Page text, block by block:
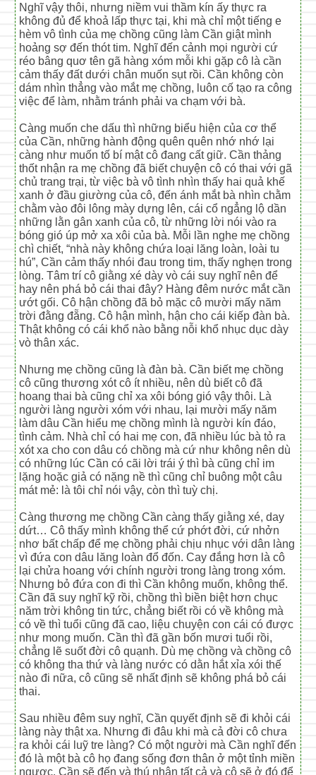
Nghĩ vậy thôi, nhưng niềm vui thầm kín ấy thực ra
không đủ để khoả lấp thực tại, khi mà chỉ một tiếng e
hèm vô tình của mẹ chồng cũng làm Cần giật mình
hoảng sợ đến thót tim. Nghĩ đến cảnh mọi người cứ
réo bâng quơ tên gã hàng xóm mỗi khi gặp cô là cần
cảm thấy đất dưới chân muốn sụt rồi. Cần không còn
dám nhìn thẳng vào mắt mẹ chồng, luôn cố tạo ra công
việc để làm, nhằm tránh phải va chạm với bà.
Càng muốn che dấu thì những biểu hiện của cơ thể
của Cần, những hành động quên quên nhớ nhớ lại
càng như muốn tố bí mật cô đang cất giữ. Cần thảng
thốt nhận ra mẹ chồng đã biết chuyện cô có thai với gã
chủ trang trại, từ việc bà vô tình nhìn thấy hai quả khế
xanh ở đầu giường của cô, đến ánh mắt bà nhìn chằm
chằm vào đôi lông mày dựng lên, cái cổ ngẳng lộ dần
những lằn gân xanh của cô, từ những lời nói vào ra
bóng gió úp mở xa xôi của bà. Mỗi lần nghe mẹ chồng
chì chiết, “nhà này không chứa loại lăng loàn, loài tu
hú”, Cần cảm thấy nhói đau trong tim, thấy nghẹn trong
lòng. Tâm trí cô giằng xé dày vò cái suy nghĩ nên để
hay nên phá bỏ cái thai đây? Hàng đêm nước mắt cần
ướt gối. Cô hận chồng đã bỏ mặc cô mười mấy năm
trời đằng đẵng. Cô hận mình, hận cho cái kiếp đàn bà.
Thật không có cái khổ nào bằng nỗi khổ nhục dục dày
vò thân xác.
Nhưng mẹ chồng cũng là đàn bà. Cần biết mẹ chồng
cô cũng thương xót cô ít nhiều, nên dù biết cô đã
hoang thai bà cũng chỉ xa xôi bóng gió vậy thôi. Là
người làng người xóm với nhau, lại mười mấy năm
làm dâu Cần hiểu mẹ chồng mình là người kín đáo,
tình cảm. Nhà chỉ có hai mẹ con, đã nhiều lúc bà tỏ ra
xót xa cho con dâu có chồng mà cứ như không nên dù
có những lúc Cần có cãi lời trái ý thì bà cũng chỉ im
lặng hoặc giả có nặng nề thì cũng chỉ buông một câu
mát mẻ: là tôi chỉ nói vậy, còn thì tuỳ chị.
Càng thương mẹ chồng Cần càng thấy giằng xé, day
dứt… Cô thấy mình không thể cứ phớt đời, cứ nhởn
nhơ bất chấp để mẹ chồng phải chịu nhục với dân làng
vì đứa con dâu lăng loàn đổ đốn. Cay đắng hơn là cô
lại chửa hoang với chính người trong làng trong xóm.
Nhưng bỏ đứa con đi thì Cần không muốn, không thể.
Cần đã suy nghĩ kỹ rồi, chồng thì biền biệt hơn chục
năm trời không tin tức, chẳng biết rồi có về không mà
có về thì tuổi cũng đã cao, liệu chuyện con cái có được
như mong muốn. Cần thì đã gần bốn mươi tuổi rồi,
chẳng lẽ suốt đời cô quạnh. Dù mẹ chồng và chồng cô
có không tha thứ và làng nước có dằn hắt xỉa xói thế
nào đi nữa, cô cũng sẽ nhất định sẽ không phá bỏ cái
thai.
Sau nhiều đêm suy nghĩ, Cần quyết định sẽ đi khỏi cái
làng này thật xa. Nhưng đi đâu khi mà cả đời cô chưa
ra khỏi cái luỹ tre làng? Có một người mà Cần nghĩ đến
đó là một bà cô họ đang sống đơn thân ở một tỉnh miền
ngược. Cần sẽ đến và thú nhận tất cả và cô sẽ ở đó để